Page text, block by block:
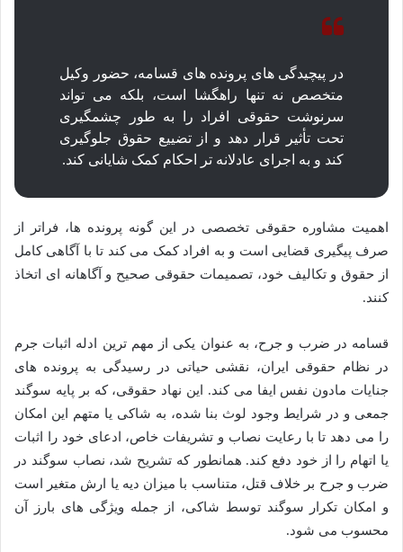
در پیچیدگی های پرونده های قسامه، حضور وکیل
متخصص نه تنها راهگشا است، بلکه می تواند
سرنوشت حقوقی افراد را به طور چشمگیری
تحت تأثیر قرار دهد و از تضییع حقوق جلوگیری
کند و به اجرای عادلانه تر احکام کمک شایانی کند.
اهمیت مشاوره حقوقی تخصصی در این گونه پرونده ها، فراتر از
صرف پیگیری قضایی است و به افراد کمک می کند تا با آگاهی کامل
از حقوق و تکالیف خود، تصمیمات حقوقی صحیح و آگاهانه ای اتخاذ
کنند.
قسامه در ضرب و جرح، به عنوان یکی از مهم ترین ادله اثبات جرم
در نظام حقوقی ایران، نقشی حیاتی در رسیدگی به پرونده های
جنایات مادون نفس ایفا می کند. این نهاد حقوقی، که بر پایه سوگند
جمعی و در شرایط وجود لوث بنا شده، به شاکی یا متهم این امکان
را می دهد تا با رعایت نصاب و تشریفات خاص، ادعای خود را اثبات
یا اتهام را از خود دفع کند. همانطور که تشریح شد، نصاب سوگند در
ضرب و جرح بر خلاف قتل، متناسب با میزان دیه یا ارش متغیر است
و امکان تکرار سوگند توسط شاکی، از جمله ویژگی های بارز آن
محسوب می شود.